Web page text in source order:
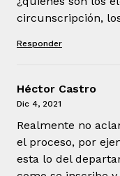
circunscripción,
Responder
Héctor Castro
Dic 4, 2021
Realmente no
el proceso, por
esta lo del